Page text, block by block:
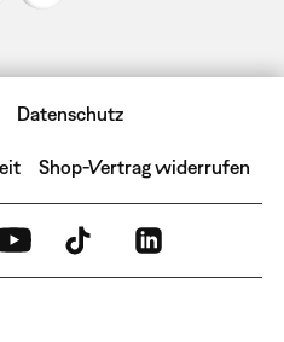
Datenschutz
Shop-Vertrag widerrufen